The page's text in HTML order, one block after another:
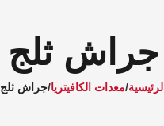
جراش ثلج
الرئيسية معدات الكافيتريا جراش ثلج